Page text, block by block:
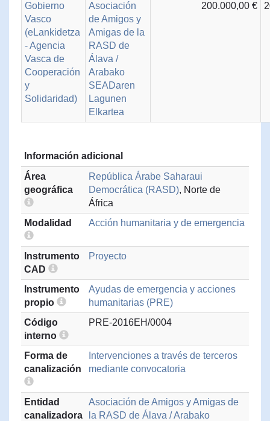
Gobierno
Vasco
(eLankidetza
- Agencia
Vasca de
Cooperación
y
Solidaridad)
Asociación
de Amigos y
Amigas de la
RASD de
Álava /
Arabako
SEADaren
Lagunen
Elkartea
200.000,00 €
Información adicional
Área
geográfica
República Árabe Saharaui
Democrática (RASD), Norte de
África
Modalidad
Acción humanitaria y de emergencia
Instrumento
CAD
Proyecto
Instrumento
propio
Ayudas de emergencia y acciones
humanitarias (PRE)
Código
interno
PRE-2016EH/0004
Forma de
canalización
Intervenciones a través de terceros
mediante convocatoria
Entidad
canalizadora
Asociación de Amigos y Amigas de
la RASD de Álava / Arabako